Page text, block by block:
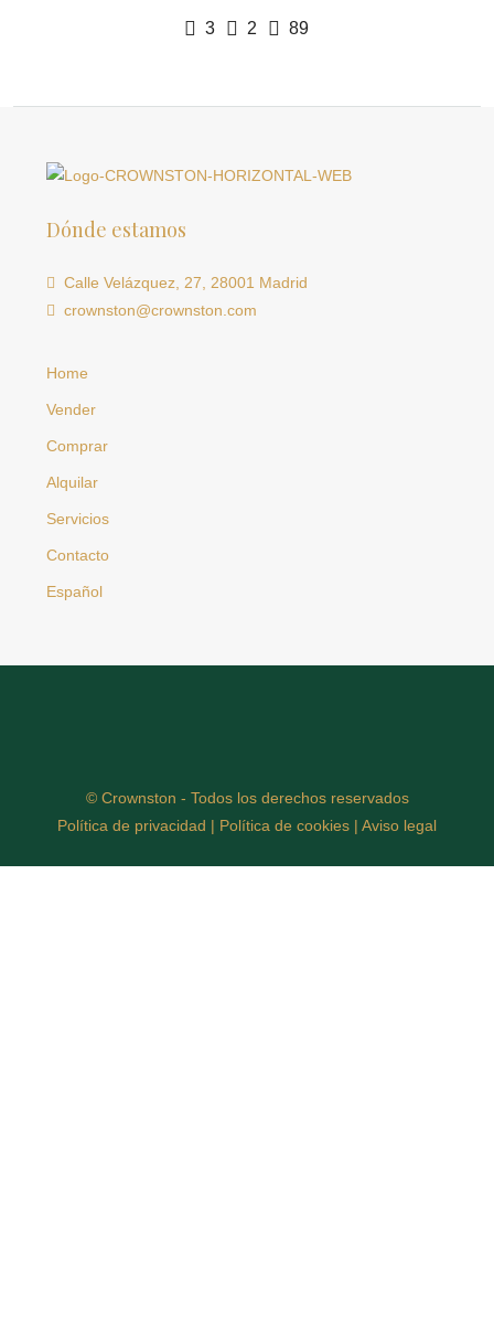
3 2 89
Dónde estamos
Calle Velázquez, 27, 28001 Madrid
crownston@crownston.com
Home
Vender
Comprar
Alquilar
Servicios
Contacto
Español
© Crownston - Todos los derechos reservados
Política de privacidad | Política de cookies | Aviso legal